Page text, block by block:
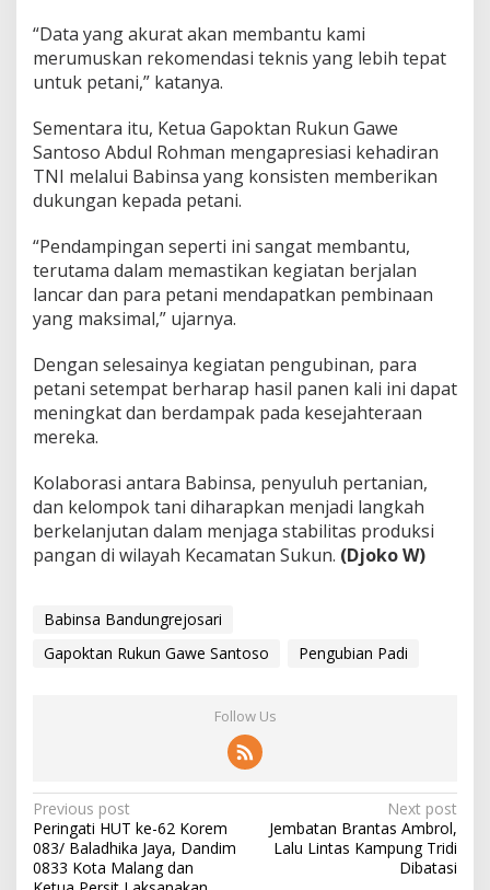
a
n
e
n
a
d
i
“Data yang akurat akan membantu kami
merumuskan rekomendasi teknis yang lebih tepat
untuk petani,” katanya.
Sementara itu, Ketua Gapoktan Rukun Gawe
Santoso Abdul Rohman mengapresiasi kehadiran
TNI melalui Babinsa yang konsisten memberikan
dukungan kepada petani.
“Pendampingan seperti ini sangat membantu,
terutama dalam memastikan kegiatan berjalan
lancar dan para petani mendapatkan pembinaan
yang maksimal,” ujarnya.
Dengan selesainya kegiatan pengubinan, para
petani setempat berharap hasil panen kali ini dapat
meningkat dan berdampak pada kesejahteraan
mereka.
Kolaborasi antara Babinsa, penyuluh pertanian,
dan kelompok tani diharapkan menjadi langkah
berkelanjutan dalam menjaga stabilitas produksi
pangan di wilayah Kecamatan Sukun. (Djoko W)
Babinsa Bandungrejosari
Gapoktan Rukun Gawe Santoso
Pengubian Padi
Follow Us
P
o
s
Previous post
Peringati HUT ke-62 Korem
083/ Baladhika Jaya, Dandim
0833 Kota Malang dan
Next post
Jembatan Brantas Ambrol,
Lalu Lintas Kampung Tridi
Dibatasi